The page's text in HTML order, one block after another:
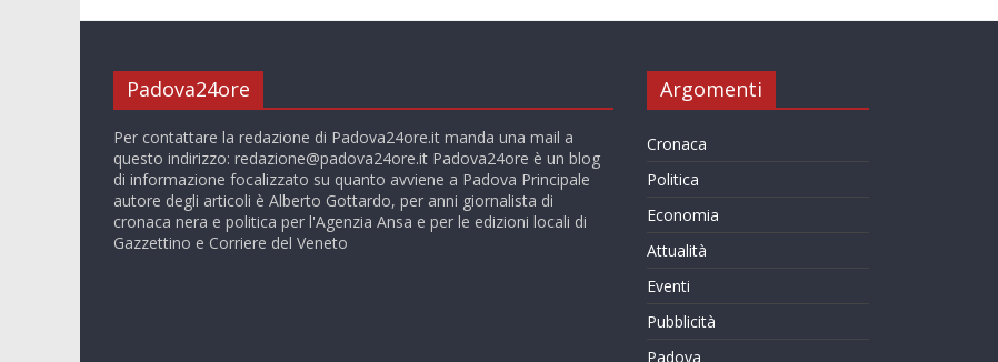
Padova24ore
Per contattare la redazione di Padova24ore.it manda una mail a
questo indirizzo: redazione@padova24ore.it Padova24ore è un blog
di informazione focalizzato su quanto avviene a Padova Principale
autore degli articoli è Alberto Gottardo, per anni giornalista di
cronaca nera e politica per l'Agenzia Ansa e per le edizioni locali di
Gazzettino e Corriere del Veneto
Argomenti
Cronaca
Politica
Economia
Attualità
Eventi
Pubblicità
Padova